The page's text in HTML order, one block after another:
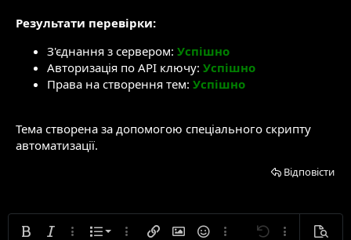
Результати перевірки:
З'єднання з сервером: Успішно
Авторизація по API ключу: Успішно
Права на створення тем: Успішно
Тема створена за допомогою спеціального скрипту
автоматизації.
Відповісти
Нумерований список